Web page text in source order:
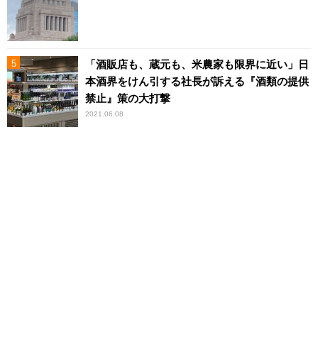
「酒販店も、蔵元も、米農家も限界に近い」日
本酒界をけん引する社長が訴える『酒類の提供
禁止』策の大打撃
2021.06.08